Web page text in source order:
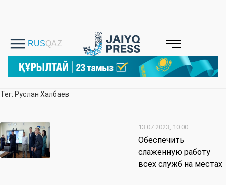
Тег: Руслан Халбаев
13.07.2023, 10:00
Обеспечить
слаженную работу
всех служб на местах